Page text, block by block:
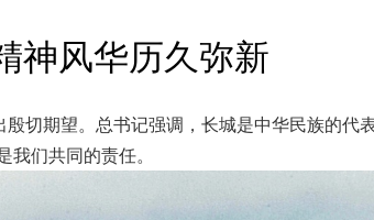
神风华历久弥新
切期望。总书记强调，长城是中华民族的代
们共同的责任。